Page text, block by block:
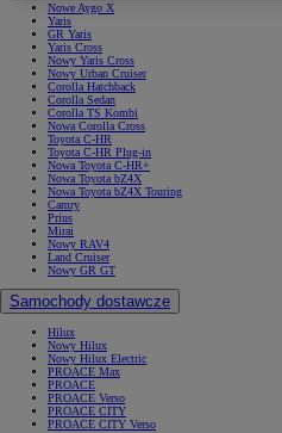
Nowe Aygo X
Yaris
GR Yaris
Yaris Cross
Nowy Yaris Cross
Nowy Urban Cruiser
Corolla Hatchback
Corolla Sedan
Corolla TS Kombi
Nowa Corolla Cross
Toyota C-HR
Toyota C-HR Plug-in
Nowa Toyota C-HR+
Nowa Toyota bZ4X
Nowa Toyota bZ4X Touring
Camry
Prius
Mirai
Nowy RAV4
Land Cruiser
Nowy GR GT
Samochody dostawcze
Hilux
Nowy Hilux
Nowy Hilux Electric
PROACE Max
PROACE
PROACE Verso
PROACE CITY
PROACE CITY Verso